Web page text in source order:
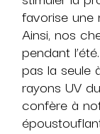
favorise une
Ainsi, nos
pendant
pas la seule
rayons UV
confère à